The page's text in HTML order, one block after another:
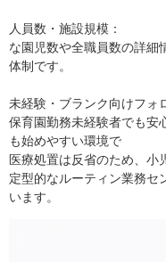
人員数・施設規模：
な園児数や全職員数の詳細
体制です。
未経験・ブランク向けフォ
保育園勤務未経験者でも安
も始めやすい環境で
医療処置は反省のため、小
定型的なルーティン業務セ
います。